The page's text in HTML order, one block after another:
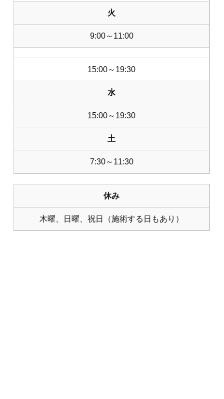
火
9:00～11:00
15:00～19:30
水
15:00～19:30
土
7:30～11:30
休み
木曜、日曜、祝日（施術する日もあり）